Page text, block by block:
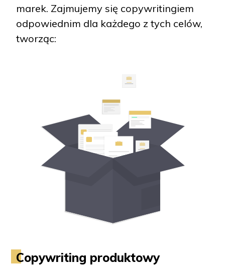
marek. Zajmujemy się copywritingiem
odpowiednim dla każdego z tych celów,
tworząc:
Copywriting produktowy